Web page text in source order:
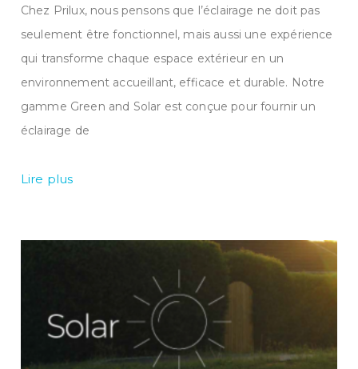
Chez Prilux, nous pensons que l’éclairage ne doit pas
seulement être fonctionnel, mais aussi une expérience
qui transforme chaque espace extérieur en un
environnement accueillant, efficace et durable. Notre
gamme Green and Solar est conçue pour fournir un
éclairage de
Lire plus